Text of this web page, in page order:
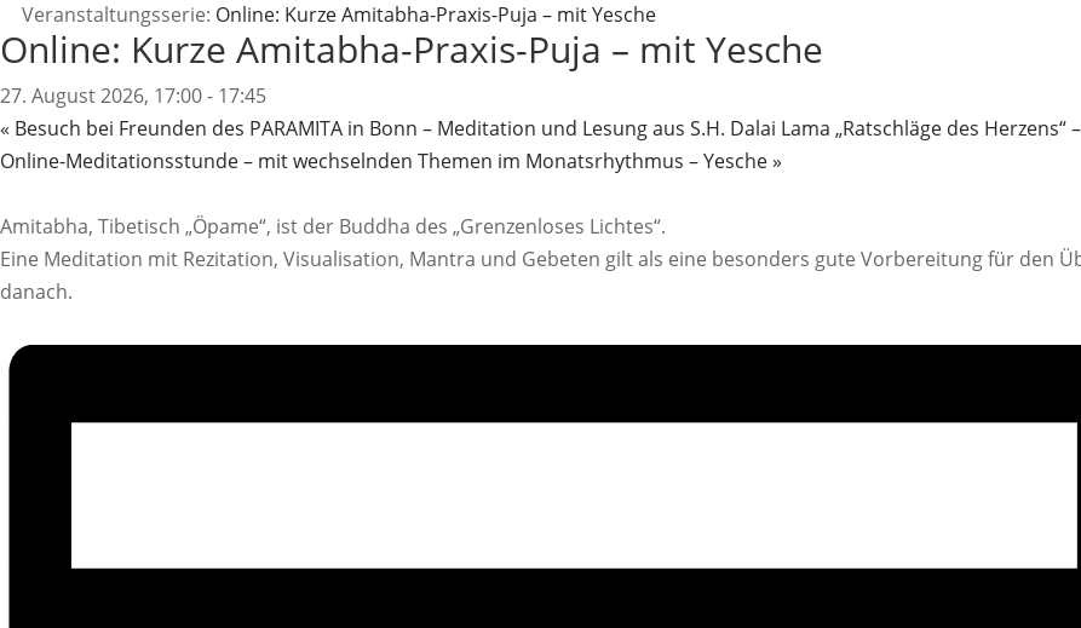
Veranstaltungsserie: Online: Kurze Amitabha-Praxis-Puja – mit Yesche
Online: Kurze Amitabha-Praxis-Puja – mit Yesche
27. August 2026, 17:00- 17:45
« Besuch bei Freunden des PARAMITA in Bonn – Meditation und Lesung aus S.H. Dalai Lama „Ratschläge des Herzens“
Online-Meditationsstunde – mit wechselnden Themen im Monatsrhythmus – Yesche»
Amitabha, Tibetisch „Öpame“, ist der Buddha des „Grenzenloses Lichtes“.
Eine Meditation mit Rezitation, Visualisation, Mantra und Gebeten gilt als eine besonders gute Vorbereitung für den
danach.